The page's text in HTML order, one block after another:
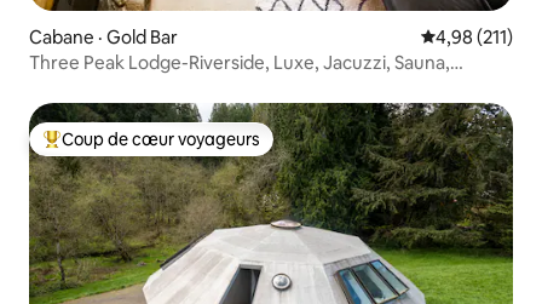
Cabane · Gold Bar Note
4,98 (211)
Three Peak Lodge-Riverside, Luxe, Jacuzzi, Sauna,
Coup de cœur voyageurs parmi les plus aimés
Coup de cœur voyageurs